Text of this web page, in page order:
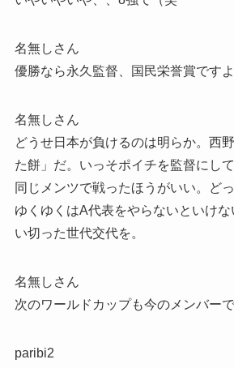
名無しさん
優勝なら永久監督、国民栄誉賞ですよ
名無しさん
どうせ日本が負けるのは明らか。西
た餅」だ。いっそポイチを監督にし
同じメンツで戦ったほうがいい。ど
ゆくゆくはA代表をやらないといけ
い切った世代交代を。
名無しさん
次のワールドカップも今のメンバー
paribi2